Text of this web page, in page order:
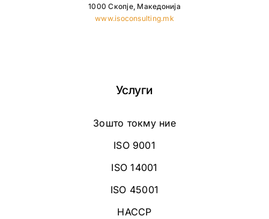
1000 Скопје, Македонија
www.isoconsulting.mk
Услуги
Зошто токму ние
ISO 9001
ISO 14001
ISO 45001
HACCP